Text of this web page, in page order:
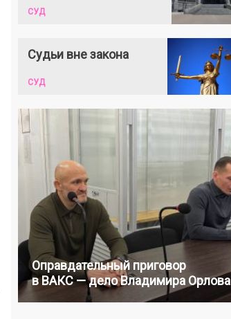
СУД
Судьи вне закона
СУД
Оправдательный приговор
в ВАКС — дело Владимира Орлова